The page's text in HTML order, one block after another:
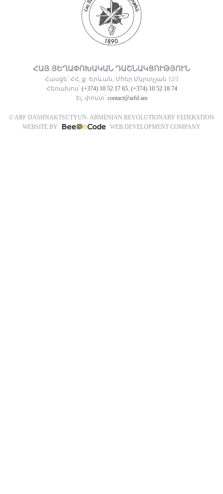
ՀԱՅ ՅԵՂԱՓՈԽԱԿԱՆ ԴԱՇՆԱԿՑՈՒԹՅՈՒՆ
Հասցե՝ ՀՀ, ք. Երևան, Մհեր Մկրտչյան 12/1
Հեռախոս՝ (+374) 10 52 17 65, (+374) 10 52 18 74
Էլ. փոստ՝ contact@arfd.am
© ARF DASHNAKTSUTYUN- ARMENIAN REVOLUTIONARY FEDERATION
WEBSITE BY
WEB DEVELOPMENT COMPANY